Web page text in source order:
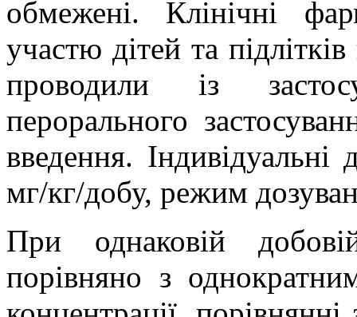
обмежені. Клінічні
участю дітей та
проводили із
перорального
введення.
мг/кг/добу, режим
При однаковій
порівняно з